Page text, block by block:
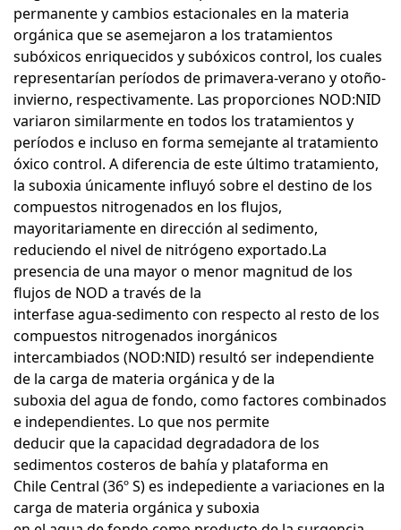
permanente y cambios estacionales en la materia
orgánica que se asemejaron a los tratamientos
subóxicos enriquecidos y subóxicos control, los cuales
representarían períodos de primavera-verano y otoño-
invierno, respectivamente. Las proporciones NOD:NID
variaron similarmente en todos los tratamientos y
períodos e incluso en forma semejante al tratamiento
óxico control. A diferencia de este último tratamiento,
la suboxia únicamente influyó sobre el destino de los
compuestos nitrogenados en los flujos,
mayoritariamente en dirección al sedimento,
reduciendo el nivel de nitrógeno exportado.La
presencia de una mayor o menor magnitud de los
flujos de NOD a través de la
interfase agua-sedimento con respecto al resto de los
compuestos nitrogenados inorgánicos
intercambiados (NOD:NID) resultó ser independiente
de la carga de materia orgánica y de la
suboxia del agua de fondo, como factores combinados
e independientes. Lo que nos permite
deducir que la capacidad degradadora de los
sedimentos costeros de bahía y plataforma en
Chile Central (36º S) es indepediente a variaciones en la
carga de materia orgánica y suboxia